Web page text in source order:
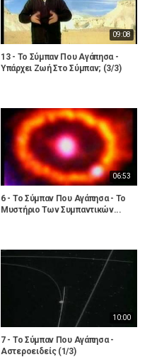
09:08
13 - Το Σύμπαν Που Αγάπησα -
Υπάρχει Ζωή Στο Σύμπαν; (3/3)
06:53
6 - Το Σύμπαν Που Αγάπησα - Το
Μυστήριο Των Συμπαντικών...
10:00
7 - Το Σύμπαν Που Αγάπησα -
Αστεροειδείς (1/3)